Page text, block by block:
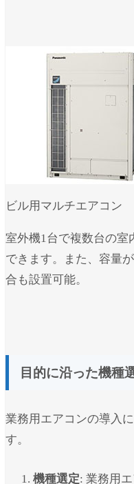
ビル用マルチエアコン
室外機1台で複数台の室
できます。また、容量
合も設置可能。
目的に沿った機種
業務用エアコンの導入
す。
機種選定: 業務用